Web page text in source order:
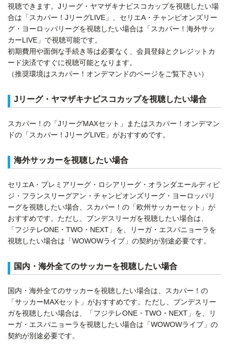
視聴できます。Jリーグ・ヤマザキナビスコカップを視聴したい場
合は「スカパー！JリーグLIVE」、セリエA・チャンピオンズリー
グ・ヨーロッパリーグを視聴したい場合は「スカパー！海外サッ
カーLIVE」で視聴可能です。
初期費用や面倒な手続き等は必要なく、会員登録とクレジットカ
ード決済ですぐに視聴可能となります。
（推奨環境はスカパー！オンデマンドのページをご覧下さい）
Jリーグ・ヤマザキナビスコカップを視聴したい場合
スカパー！の「JリーグMAXセット」またはスカパー！オンデマン
ドの「スカパー！JリーグLIVE」がおすすめです。
海外サッカーを視聴したい場合
セリエA・プレミアリーグ・ロシアリーグ・オランダエールディビ
ジ・フランスリーグアン・チャンピオンズリーグ・ヨーロッパリ
ーグを視聴したい場合、スカパー！の「欧州サッカーセット」が
おすすめです。ただし、ブンデスリーガを視聴したい場合は、
「フジテレONE・TWO・NEXT」を、リーガ・エスパニョーラを
視聴したい場合は「WOWOWライブ」の契約が別途必要です。
国内・海外全てのサッカーを視聴したい場合
国内・海外全てのサッカーを視聴したい場合は、スカパー！の
「サッカーMAXセット」がおすすめです。ただし、ブンデスリー
ガを視聴したい場合は、「フジテレONE・TWO・NEXT」を、リ
ーガ・エスパニョーラを視聴したい場合は「WOWOWライブ」の
契約が別途必要です。